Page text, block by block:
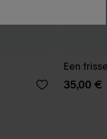
Een
35,00 €